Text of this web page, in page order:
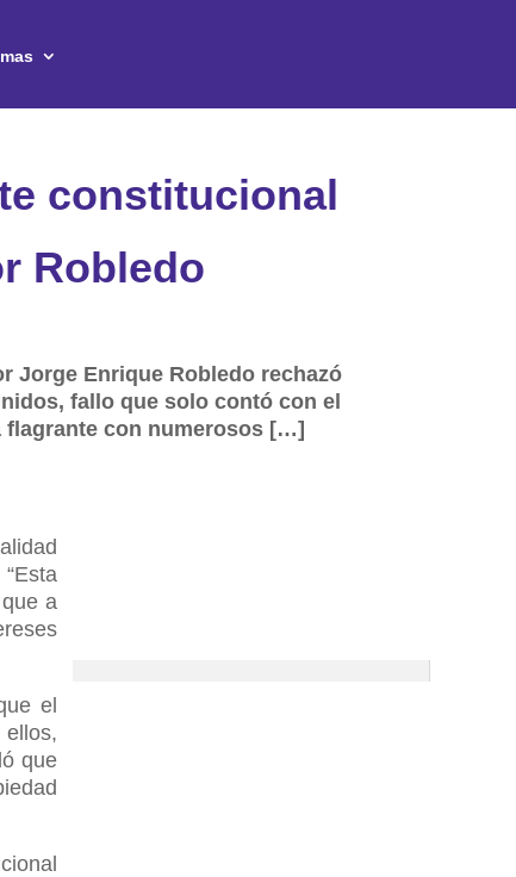
constitucional
Robledo
Jorge Enrique Robledo rechazó
fallo que solo contó con el
flagrante con numerosos […]
a
el
ellos,
que